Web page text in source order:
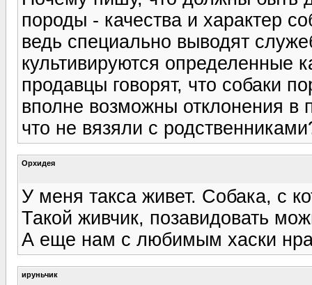
породы - качества и характер
ведь специально выводят
культивируются определенные
продавцы говорят, что собаки
вполне возможны отклонения в
что не вязяли с
Орхидея
У меня такса живет. Собака, с
Такой живчик, позавидовать
А еще нам с любимым хаски
ируньчик